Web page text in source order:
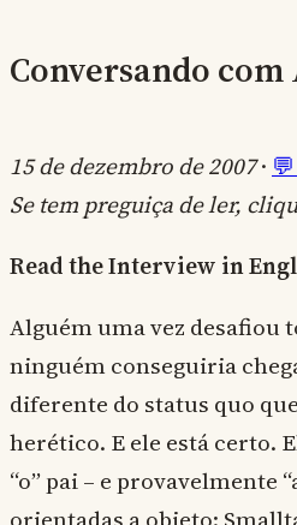
Conversando
15 de dezembro de 2007·
Se tem preguiça de ler,
Read the Interview in
Alguém uma vez
ninguém conseguiria
diferente do status quo
herético. E ele está certo.
“o” pai – e provavelmente